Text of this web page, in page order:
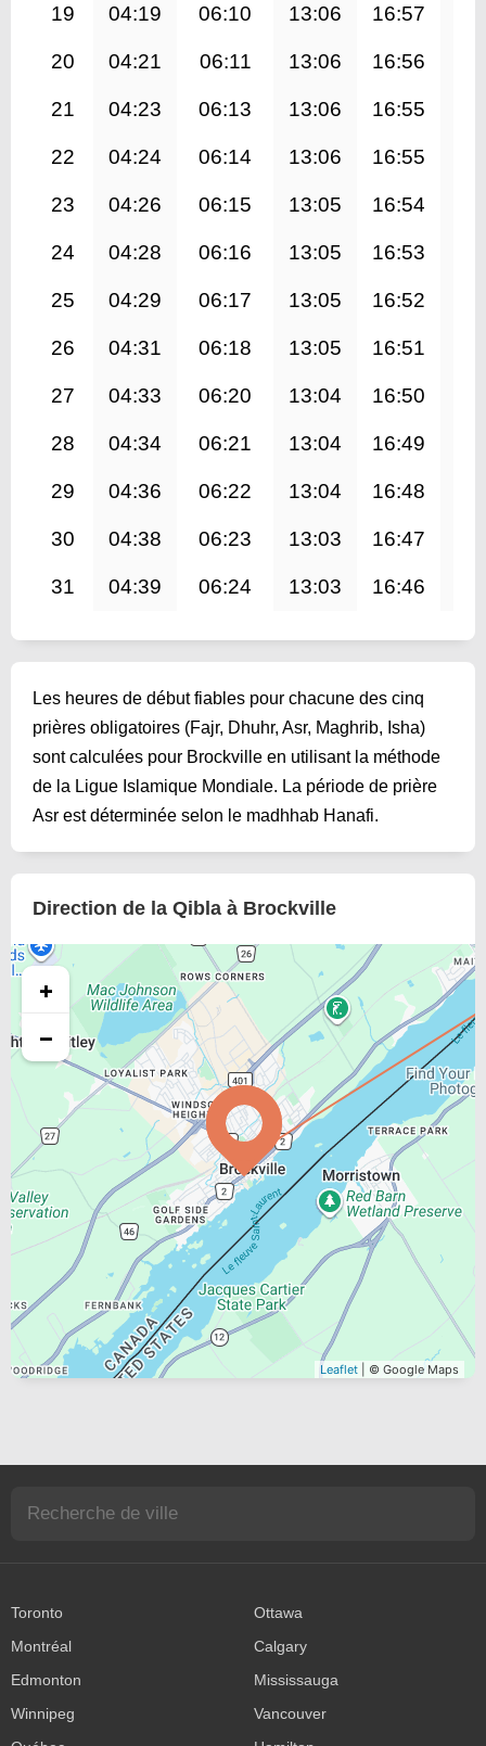
19 04:19 06:10 13:06 16:57
20 04:21 06:11 13:06 16:56
21 04:23 06:13 13:06 16:55
22 04:24 06:14 13:06 16:55
23 04:26 06:15 13:05 16:54
24 04:28 06:16 13:05 16:53
25 04:29 06:17 13:05 16:52
26 04:31 06:18 13:05 16:51
27 04:33 06:20 13:04 16:50
28 04:34 06:21 13:04 16:49
29 04:36 06:22 13:04 16:48
30 04:38 06:23 13:03 16:47
31 04:39 06:24 13:03 16:46
Les heures de début fiables pour chacune des cinq
prières obligatoires (Fajr, Dhuhr, Asr, Maghrib, Isha)
sont calculées pour Brockville en utilisant la méthode
de la Ligue Islamique Mondiale. La période de prière
Asr est déterminée selon le madhhab Hanafi.
Direction de la Qibla à Brockville
+
−
Leaflet | © Google Maps
Toronto
Ottawa
Montréal
Calgary
Edmonton
Mississauga
Winnipeg
Vancouver